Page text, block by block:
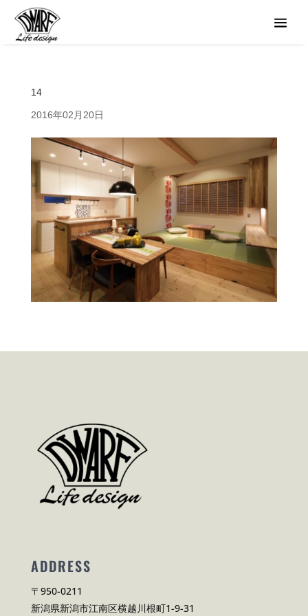
14
2016年02月20日
ADDRESS
〒950-0211
新潟県新潟市江南区横越川根町1-9-31